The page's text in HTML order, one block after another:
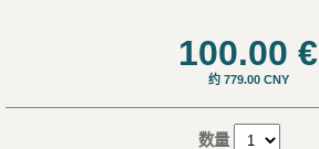
100.00 €
约 779.00 CNY
数量